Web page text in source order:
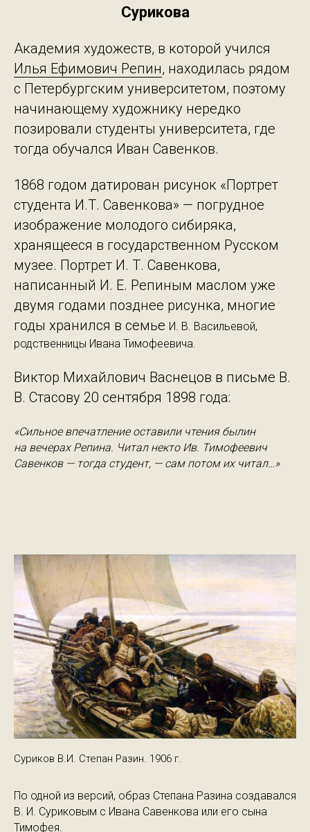
Сурикова
Академия художеств, в которой учился
Илья Ефимович Репин, находилась рядом
с Петербургским университетом, поэтому
начинающему художнику нередко
позировали студенты университета, где
тогда обучался Иван Савенков.
1868 годом датирован рисунок «Портрет
студента И.Т. Савенкова» — погрудное
изображение молодого сибиряка,
хранящееся в государственном Русском
музее. Портрет И. Т. Савенкова,
написанный И. Е. Репиным маслом уже
двумя годами позднее рисунка, многие
годы хранился в семье И. В. Васильевой,
родственницы Ивана Тимофеевича.
Виктор Михайлович Васнецов в письме В.
В. Стасову 20 сентября 1898 года:
«Сильное впечатление оставили чтения былин
на вечерах Репина. Читал некто Ив. Тимофеевич
Савенков — тогда студент, — сам потом их читал…»
Суриков В.И. Степан Разин. 1906 г.
По одной из версий, образ Степана Разина создавался
В. И. Суриковым с Ивана Савенкова или его сына
Тимофея.